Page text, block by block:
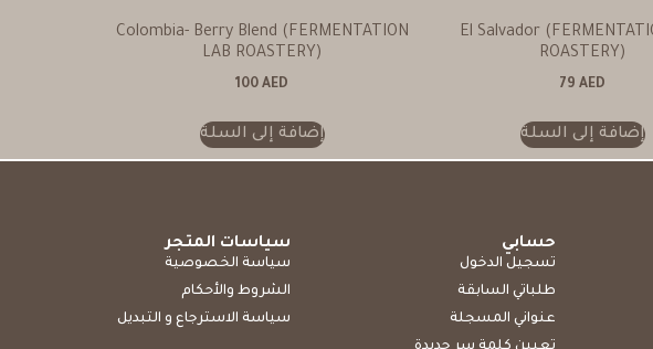
El Salvador
ROASTERY)
79 AED
إضافة إلى السلة
Colombia- Berry Blend (FERMENTATION
LAB ROASTERY)
100 AED
إضافة إلى السلة
حسابي
تسجيل الدخول
طلباتي السابقة
عنواني المسجلة
سياسات المتجر
سياسة الخصوصية
الشروط والأحكام
سياسة الاسترجاع و التبديل